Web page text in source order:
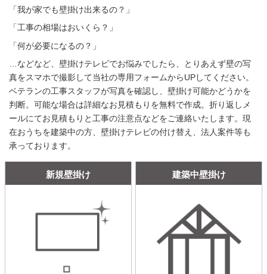
「我が家でも壁掛け出来るの？」
「工事の相場はおいくら？」
「何が必要になるの？」
…などなど、壁掛けテレビでお悩みでしたら、とりあえず壁の写
真をスマホで撮影して当社の専用フォームからUPしてください。
ベテランの工事スタッフが写真を確認し、壁掛け可能かどうかを
判断。可能な場合は詳細なお見積もりを無料で作成。折り返しメ
ールにてお見積もりと工事の注意点などをご連絡いたします。現
在おうちを建築中の方、壁掛けテレビの付け替え、法人案件等も
承っております。
新規壁掛け 建築中壁掛け